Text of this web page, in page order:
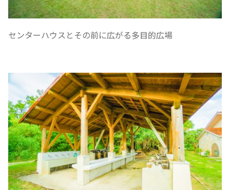
センターハウスとその前に広がる多目的広場